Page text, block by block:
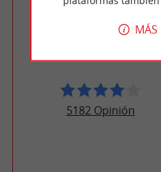
MAMA SHELTER
5182 Opinión
MÁS